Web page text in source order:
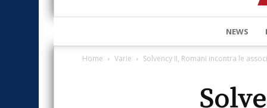
NEWS
Home Varie Solvency II, Romani incontra le